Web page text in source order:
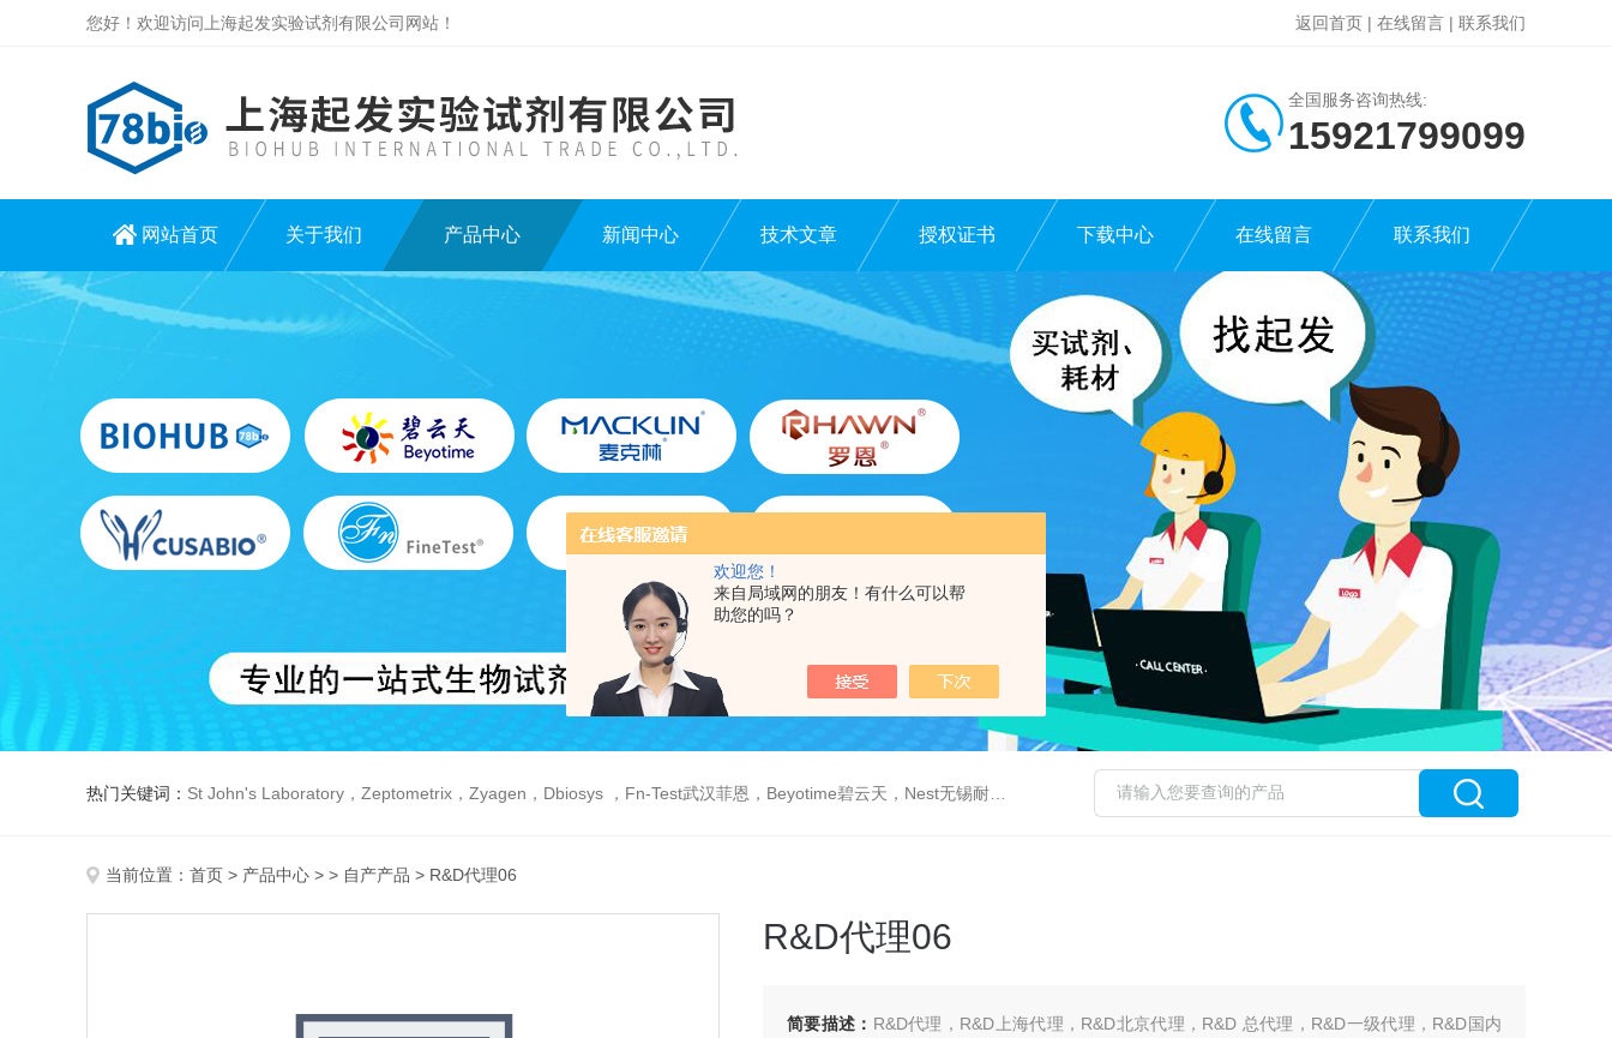
欢迎您！
来自局域网的朋友！有什么可以帮
助您的吗？
您好！欢迎访问上海起发实验试剂有限公司网站！ 返回首页 | 在线留言 | 联系我们
全国服务咨询热线:
15921799099
网站首页 关于我们 产品中心 新闻中心 技术文章 授权证书 下载中心 在线留言 联系我们
热门关键词： St John's Laboratory，Zeptometrix，Zyagen，Dbiosys ，Fn-Test武汉菲恩，Beyotime碧云天，Nest无锡耐思，Elabscience伊莱瑞特，Macklin麦克林生物，Cobioer科佰生物
当前位置： 首页 > 产品中心 > > 自产产品 > R&D代理06
R&D代理06
简要描述： R&D代理，R&D上海代理，R&D北京代理，R&D 总代理，R&D一级代理，R&D国内